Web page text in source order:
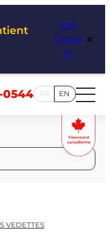
Voir
l’impa
ct
×
0544 FR EN
VEDETTES